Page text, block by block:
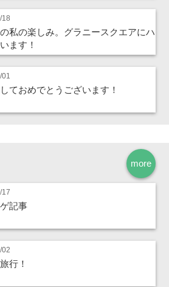
18
私の楽しみ。グラニースクエアにハ
ます！
01
ておめでとうございます！
more
17
記事
02
行！